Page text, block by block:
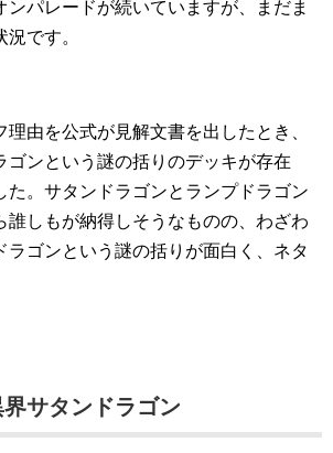
ンパレードが続いていますが、まだま
です。
由を公式が見解文書を出したとき、
ゴンという謎の括りのデッキが存在
た。サタンドラゴンとランプドラゴン
誰しもが納得しそうなものの、わざわ
ラゴンという謎の括りが面白く、ネタ
サタンドラゴン